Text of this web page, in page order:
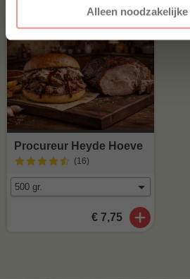
Alleen
Procureur Heyde Hoeve
(16)
€ 7,75